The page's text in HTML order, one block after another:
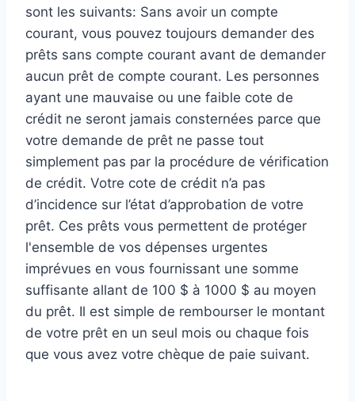
sont les suivants: Sans avoir un compte
courant, vous pouvez toujours demander des
prêts sans compte courant avant de demander
aucun prêt de compte courant. Les personnes
ayant une mauvaise ou une faible cote de
crédit ne seront jamais consternées parce que
votre demande de prêt ne passe tout
simplement pas par la procédure de vérification
de crédit. Votre cote de crédit n’a pas
d’incidence sur l’état d’approbation de votre
prêt. Ces prêts vous permettent de protéger
l'ensemble de vos dépenses urgentes
imprévues en vous fournissant une somme
suffisante allant de 100 $ à 1000 $ au moyen
du prêt. Il est simple de rembourser le montant
de votre prêt en un seul mois ou chaque fois
que vous avez votre chèque de paie suivant.